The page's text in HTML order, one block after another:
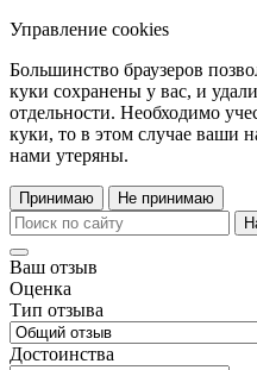
Управление cookies
Большинство браузеров
куки сохранены у вас, и
отдельности. Необходимо
куки, то в этом случае ваши
нами утеряны.
Принимаю
Не принимаю
Ваш отзыв
Оценка
Тип отзыва
Достоинства